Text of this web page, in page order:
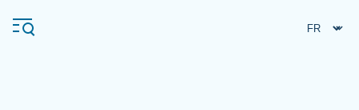
au
contenu